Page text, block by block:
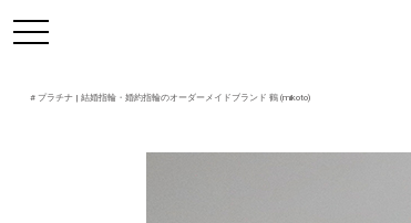
# プラチナ| 結婚指輪・婚約指輪のオーダーメイドブランド 鶴 (mikoto)
toggle
navigation